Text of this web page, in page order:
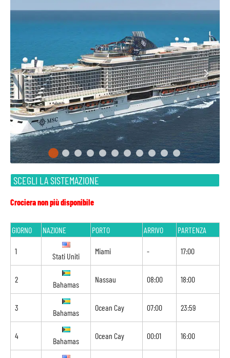
SCEGLI LA SISTEMAZIONE
Crociera non più disponibile
GIORNO NAZIONE PORTO ARRIVO PARTENZA
1
Stati Uniti
Miami - 17:00
2
Bahamas
Nassau 08:00 18:00
3
Bahamas
Ocean Cay 07:00 23:59
4
Bahamas
Ocean Cay 00:01 16:00